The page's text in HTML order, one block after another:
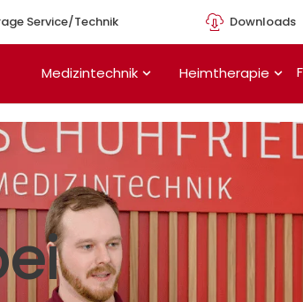
Service/Technik Downloads
Medizintechnik Öffne Medizintechnik
Heimtherapie